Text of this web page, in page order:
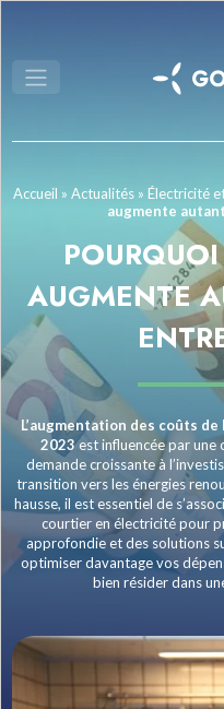
Accueil » Actualités » Électricité
augmente
POURQUOI
AUGMENTE
L’augmentation des coûts
2023est influencée par une
demande croissante à
transition vers les énergies
hausse, il est essentiel de
courtier en électricité pour
approfondie et des solutions
optimiser davantage vos
bien résider dans